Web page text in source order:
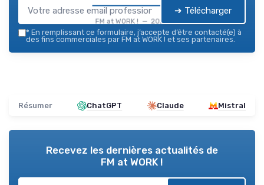
FM at WORK ! — 2026
➔ Télécharger
* En remplissant ce formulaire, j’accepte d’être contacté(e) à
des fins commerciales par FM at WORK ! et ses partenaires.
Résumer ChatGPT Claude Mistral
Recevez les dernières actualités de
FM at WORK !